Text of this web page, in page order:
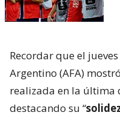
Recordar que el
Argentino (AFA)
realizada en la última
destacando su “